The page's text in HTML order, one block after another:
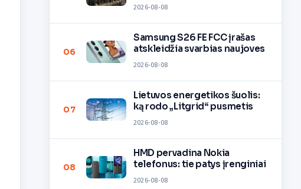
2026-08-08
06
Samsung S26 FE FCC įrašas
atskleidžia svarbias naujoves
2026-08-08
07
Lietuvos energetikos šuolis:
ką rodo „Litgrid“ pusmetis
2026-08-08
08
HMD pervadina Nokia
telefonus: tie patys įrenginiai
2026-08-08